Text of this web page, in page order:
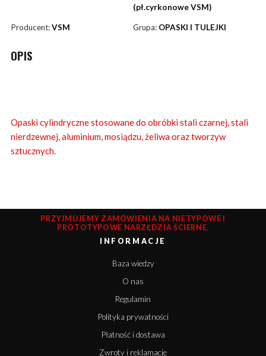
(pł.cyrkonowe VSM)
Producent:VSM Grupa: OPASKI I TULEJKI
OPIS
Opaski cylindryczne stosowane do obróbki stali czarnej, stali
nierdzewnej, aluminium, mosiądzu, żeliwa oraz tworzyw
sztucznych.
PRZYJMUJEMY ZAMÓWIENIA NA NIETYPOWE I
PROTOTYPOWE NARZĘDZIA ŚCIERNE.
INFORMACJE
Baza wiedzy
O nas
Regulamin
Polityka prywatności
Płatność i dostawa
Zwroty i reklamacje